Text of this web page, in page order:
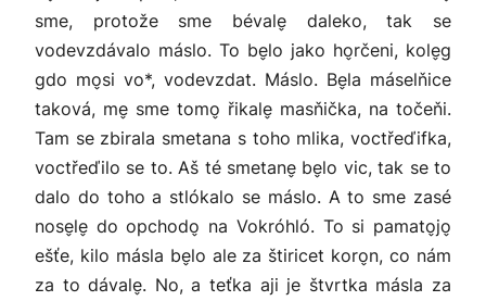
sme, protože sme bévale̬ daleko, tak se
vodevzdávalo máslo. To be̬lo jako ho̬rčeni, kole̬g
gdo mo̬si vo*, vodevzdat. Máslo. Be̬la máselňice
taková, me̬ sme tomo̬ řikale̬ masňička, na točeňi.
Tam se zbirala smetana s toho mlika, voctřeďifka,
voctřeďilo se to. Aš té smetane̬ be̬lo vic, tak se to
dalo do toho a stlókalo se máslo. A to sme zasé
nose̬le̬ do opchodo̬ na Vokróhló. To si pamato̬jo̬
ešťe, kilo másla be̬lo ale za štiricet koro̬n, co nám
za to dávale̬. No, a teťka aji je štvrtka másla za